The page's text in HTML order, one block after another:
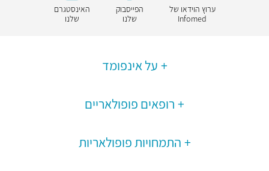
ערוץ הוידאו של
Infomed
הפייסבוק
שלנו
האינסטגרם
שלנו
על אינפומד
רופאים פופולאריים
התמחויות פופולאריות